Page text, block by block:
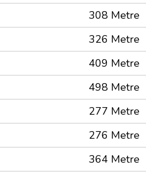
308 Metre
326 Metre
409 Metre
498 Metre
277 Metre
276 Metre
364 Metre